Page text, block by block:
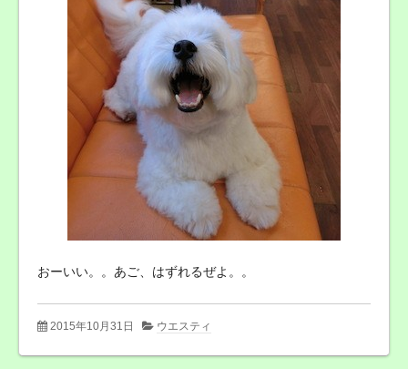
おーいい。。あご、はずれるぜよ。。
2015年10月31日 ウエスティ